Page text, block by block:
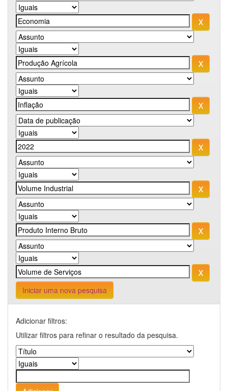
Iniciar uma nova pesquisa
Adicionar filtros:
Utilizar filtros para refinar o resultado da pesquisa.